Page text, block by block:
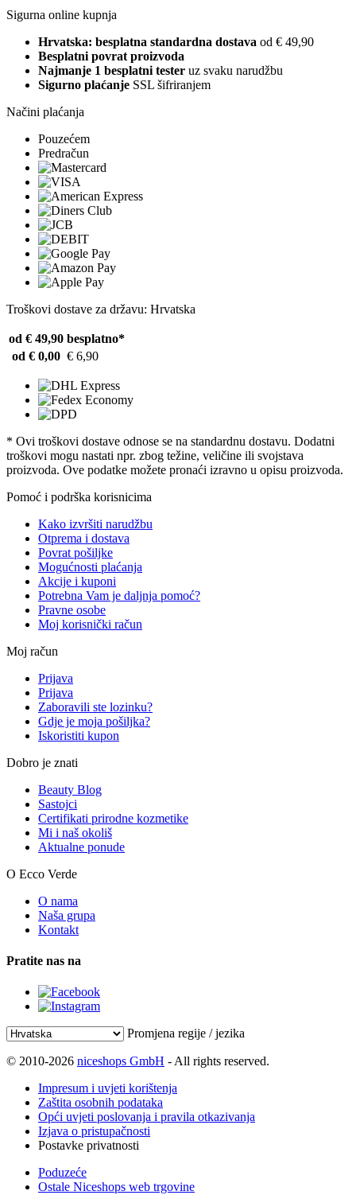
Sigurna online kupnja
Hrvatska: besplatna standardna dostava od € 49,90
Besplatni povrat proizvoda
Najmanje 1 besplatni tester uz svaku narudžbu
Sigurno plaćanje SSL šifriranjem
Načini plaćanja
Pouzećem
Predračun
Troškovi dostave za državu: Hrvatska
od € 49,90 besplatno*
od € 0,00 € 6,90
* Ovi troškovi dostave odnose se na standardnu ​​dostavu. Dodatni
troškovi mogu nastati npr. zbog težine, veličine ili svojstava
proizvoda. Ove podatke možete pronaći izravno u opisu proizvoda.
Pomoć i podrška korisnicima
Kako izvršiti narudžbu
Otprema i dostava
Povrat pošiljke
Mogućnosti plaćanja
Akcije i kuponi
Potrebna Vam je daljnja pomoć?
Pravne osobe
Moj korisnički račun
Moj račun
Prijava
Prijava
Zaboravili ste lozinku?
Gdje je moja pošiljka?
Iskoristiti kupon
Dobro je znati
Beauty Blog
Sastojci
Certifikati prirodne kozmetike
Mi i naš okoliš
Aktualne ponude
O Ecco Verde
O nama
Naša grupa
Kontakt
Pratite nas na
Promjena regije / jezika
© 2010-2026 niceshops GmbH - All rights reserved.
Impresum i uvjeti korištenja
Zaštita osobnih podataka
Opći uvjeti poslovanja i pravila otkazivanja
Izjava o pristupačnosti
Postavke privatnosti
Poduzeće
Ostale Niceshops web trgovine